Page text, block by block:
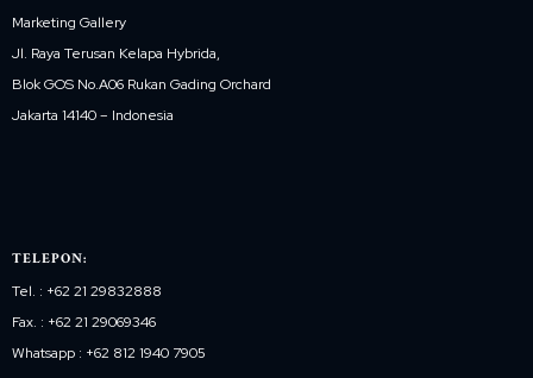
Marketing Gallery
Jl. Raya Terusan Kelapa Hybrida,
Blok GOS No.A06 Rukan Gading Orchard
Jakarta 14140 – Indonesia
TELEPON:
Tel. : +62 21 29832888
Fax. : +62 21 29069346
Whatsapp : +62 812 1940 7905